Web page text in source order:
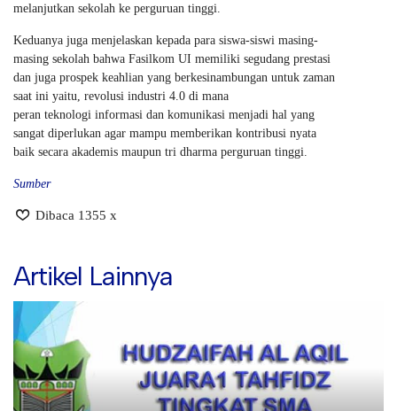
melanjutkan sekolah ke perguruan tinggi.
Keduanya juga menjelaskan kepada para siswa-siswi masing-
masing sekolah bahwa Fasilkom UI memiliki segudang prestasi
dan juga prospek keahlian yang berkesinambungan untuk zaman
saat ini yaitu, revolusi industri 4.0 di mana
peran teknologi informasi dan komunikasi menjadi hal yang
sangat diperlukan agar mampu memberikan kontribusi nyata
baik secara akademis maupun tri dharma perguruan tinggi.
Sumber
Dibaca 1355 x
Artikel Lainnya